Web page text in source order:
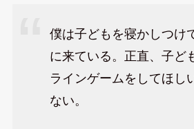
僕は子どもを寝かしつけ
に来ている。正直、子ど
ラインゲームをしてほし
ない。